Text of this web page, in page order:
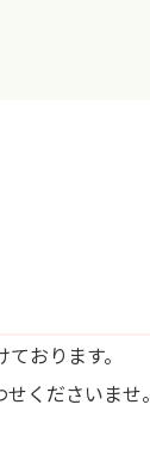
おります。
くださいませ。